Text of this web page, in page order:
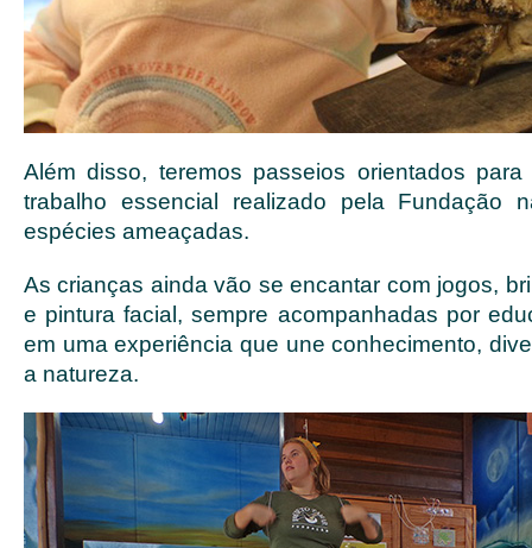
Além disso, teremos passeios orientados
trabalho essencial realizado pela Fundação
espécies ameaçadas.
As crianças ainda vão se encantar com jogos,
e pintura facial, sempre acompanhadas por
em uma experiência que une conhecimento,
a natureza.